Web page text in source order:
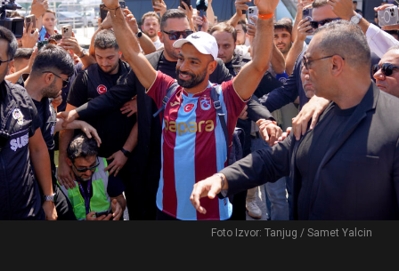
Foto Izvor: Tanjug / Samet Yalcin